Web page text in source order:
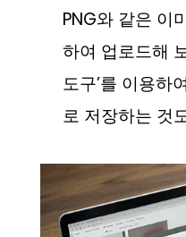
PNG와 같은 이
하여 업로드해
도구’를 이용하
로 저장하는 것